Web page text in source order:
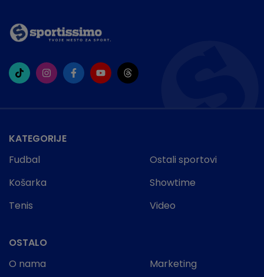
KATEGORIJE
Fudbal
Košarka
Tenis
Ostali sportovi
Showtime
Video
OSTALO
O nama
Marketing